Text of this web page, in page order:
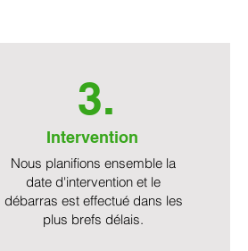
3.
Intervention
Nous planifions ensemble la
date d'intervention et le
débarras est effectué dans les
plus brefs délais.